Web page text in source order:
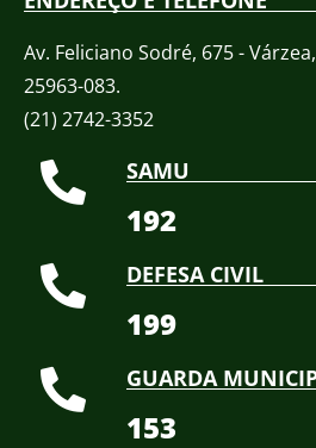
Av. Feliciano Sodré, 675 -
25963-083.
(21) 2742-3352​
SAMU
192
DEFESA CIVIL
199
GUARDA
153